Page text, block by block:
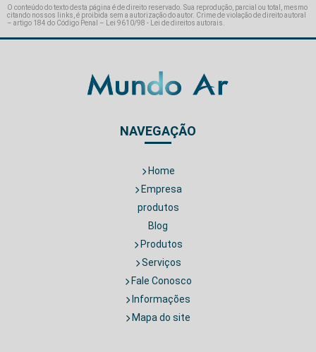
O conteúdo do texto desta página é de direito reservado. Sua reprodução, parcial ou total, mesmo
citando nossos links, é proibida sem a autorização do autor. Crime de violação de direito autoral
– artigo 184 do Código Penal –
Lei 9610/98 - Lei de direitos autorais
NAVEGAÇÃO
Home
Empresa
produtos
Blog
Produtos
Serviços
Fale Conosco
Informações
Mapa do site